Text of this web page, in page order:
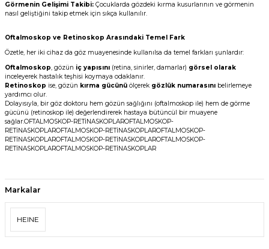
Görmenin Gelişimi Takibi: Çocuklarda gözdeki kırma kusurlarının ve görmenin
nasıl geliştiğini takip etmek için sıkça kullanılır.
Oftalmoskop ve Retinoskop Arasındaki Temel Fark
Özetle, her iki cihaz da göz muayenesinde kullanılsa da temel farkları şunlardır:
Oftalmoskop, gözün iç yapısını (retina, sinirler, damarlar) görsel olarak
inceleyerek hastalık teşhisi koymaya odaklanır.
Retinoskop ise, gözün kırma gücünü ölçerek gözlük numarasını belirlemeye
yardımcı olur.
Dolayısıyla, bir göz doktoru hem gözün sağlığını (oftalmoskop ile) hem de görme
gücünü (retinoskop ile) değerlendirerek hastaya bütüncül bir muayene
sağlar.OFTALMOSKOP-RETİNASKOPLAROFTALMOSKOP-
RETİNASKOPLAROFTALMOSKOP-RETİNASKOPLAROFTALMOSKOP-
RETİNASKOPLAROFTALMOSKOP-RETİNASKOPLAROFTALMOSKOP-
RETİNASKOPLAROFTALMOSKOP-RETİNASKOPLAR
Markalar
HEINE